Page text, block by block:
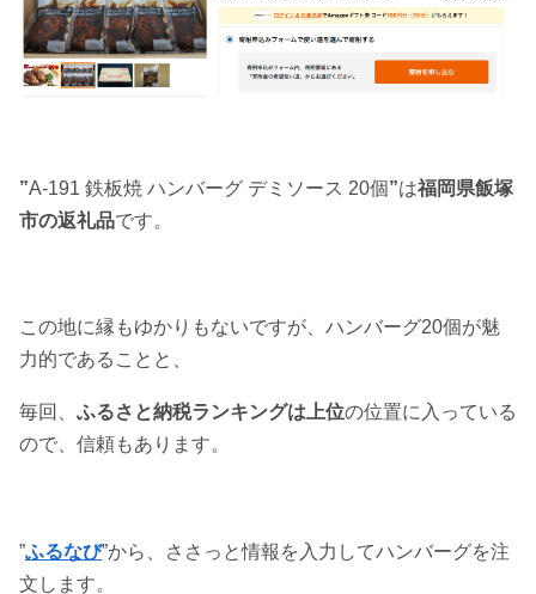
”A-191 鉄板焼 ハンバーグ デミソース 20個”は福岡県飯塚
市の返礼品です。
この地に縁もゆかりもないですが、ハンバーグ20個が魅
力的であることと、
毎回、 ふるさと納税ランキングは上位の位置に入っている
ので、信頼もあります。
”ふるなび”から、ささっと情報を入力してハンバーグを注
文します。